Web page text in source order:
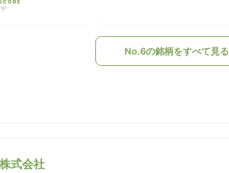
No.6の銘柄をすべて見る
式会社